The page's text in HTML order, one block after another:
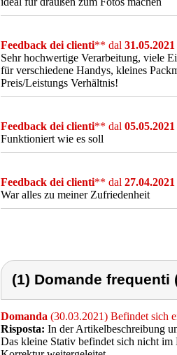
Feedback dei clienti** dal 31.05.2021
Sehr hochwertige Verarbeitung, viele
für verschiedene Handys, kleines
Preis/Leistungs Verhältnis!
Feedback dei clienti** dal 05.05.2021
Funktioniert wie es soll
Feedback dei clienti** dal 27.04.2021
War alles zu meiner Zufriedenheit
(1) Domande frequenti
Domanda (30.03.2021) Befindet sich
Risposta: In der Artikelbeschreibung
Das kleine Stativ befindet sich nicht